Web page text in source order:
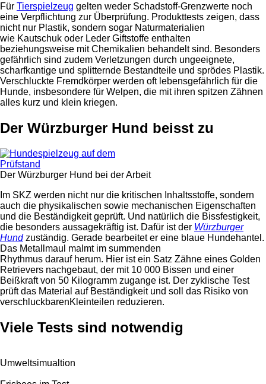
Für Tierspielzeug gelten weder Schadstoff-Grenzwerte noch
eine Verpflichtung zur Überprüfung. Produkttests zeigen, dass
nicht nur Plastik, sondern sogar Naturmaterialien
wie Kautschuk oder Leder Giftstoffe enthalten
beziehungsweise mit Chemikalien behandelt sind. Besonders
gefährlich sind zudem Verletzungen durch ungeeignete,
scharfkantige und splitternde Bestandteile und sprödes Plastik.
Verschluckte Fremdkörper werden oft lebensgefährlich für die
Hunde, insbesondere für Welpen, die mit ihren spitzen Zähnen
alles kurz und klein kriegen.
Der Würzburger Hund beisst zu
Der Würzburger Hund bei der Arbeit
Im SKZ werden nicht nur die kritischen Inhaltsstoffe, sondern
auch die physikalischen sowie mechanischen Eigenschaften
und die Beständigkeit geprüft. Und natürlich die Bissfestigkeit,
die besonders aussagekräftig ist. Dafür ist der Würzburger
Hundzuständig. Gerade bearbeitet er eine blaue Hundehantel.
Das Metallmaul malmt im summenden
Rhythmus darauf herum. Hier ist ein Satz Zähne eines Golden
Retrievers nachgebaut, der mit 10 000 Bissen und einer
Beißkraft von 50 Kilogramm zugange ist. Der zyklische Test
prüft das Material auf Beständigkeit und soll das Risiko von
verschluckbarenKleinteilen reduzieren.
Viele Tests sind notwendig
Umweltsimualtion